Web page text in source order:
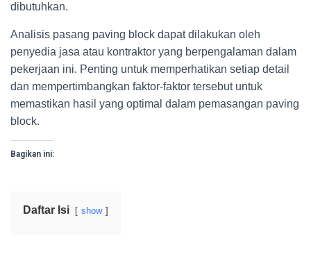
dibutuhkan.
Analisis pasang paving block dapat dilakukan oleh
penyedia jasa atau kontraktor yang berpengalaman dalam
pekerjaan ini. Penting untuk memperhatikan setiap detail
dan mempertimbangkan faktor-faktor tersebut untuk
memastikan hasil yang optimal dalam pemasangan paving
block.
Bagikan ini:
Daftar Isi show